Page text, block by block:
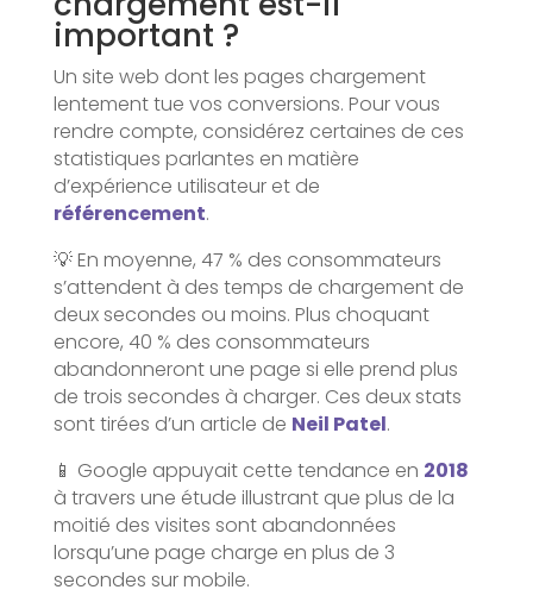
important ?
Un site web dont les pages chargement
lentement tue vos conversions. Pour vous
rendre compte, considérez certaines de ces
statistiques parlantes en matière
d’expérience utilisateur et de
référencement.
💡 En moyenne, 47 % des consommateurs
s’attendent à des temps de chargement de
deux secondes ou moins. Plus choquant
encore, 40 % des consommateurs
abandonneront une page si elle prend plus
de trois secondes à charger. Ces deux stats
sont tirées d’un article de Neil Patel.
📱 Google appuyait cette tendance en 2018
à travers une étude illustrant que plus de la
moitié des visites sont abandonnées
lorsqu’une page charge en plus de 3
secondes sur mobile.